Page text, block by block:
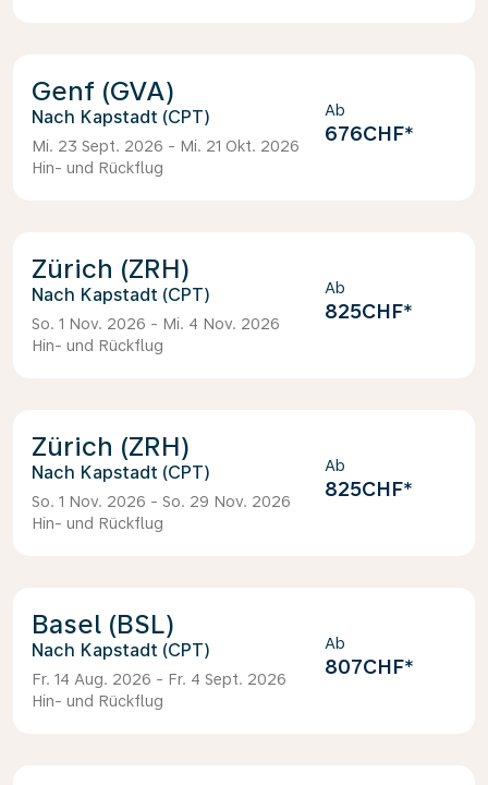
Genf (GVA)
Kapstadt (CPT)
Mi. 23 Sept. 2026 - Mi. 21 Okt. 2026
Hin- und Rückflug
Ab
676CHF*
Zürich (ZRH)
Kapstadt (CPT)
So. 1 Nov. 2026 - Mi. 4 Nov. 2026
Hin- und Rückflug
Ab
825CHF*
Zürich (ZRH)
Kapstadt (CPT)
So. 1 Nov. 2026 - So. 29 Nov. 2026
Hin- und Rückflug
Ab
825CHF*
Basel (BSL)
Kapstadt (CPT)
Fr. 14 Aug. 2026 - Fr. 4 Sept. 2026
Hin- und Rückflug
Ab
807CHF*